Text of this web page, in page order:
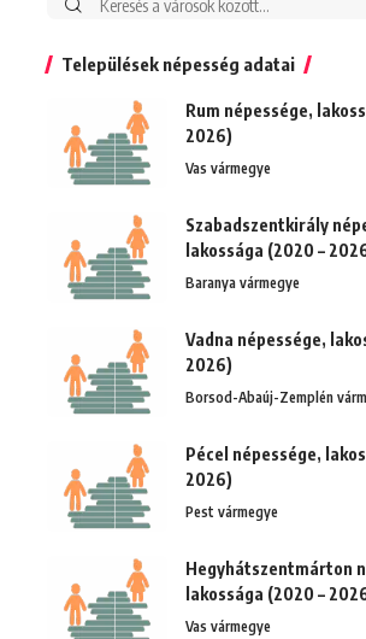
Keresés:
Települések népesség adatai
Rum népessége,
2026)
Vas vármegye
Szabadszentkirály
lakossága (2020 –
Baranya vármegye
Vadna népessége,
2026)
Borsod-Abaúj-Zemplén
Pécel népessége,
2026)
Pest vármegye
Hegyhátszentmárton
lakossága (2020 –
Vas vármegye